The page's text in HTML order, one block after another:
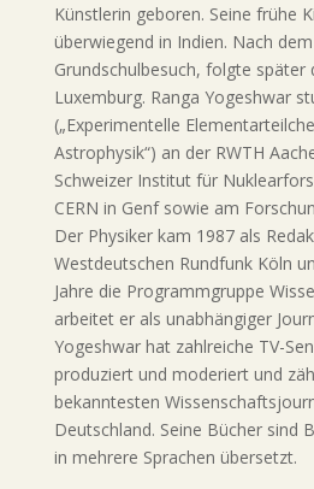
Künstlerin geboren. Seine frühe
überwiegend in Indien. Nach
Grundschulbesuch, folgte später
Luxemburg. Ranga Yogeshwar
(„Experimentelle
Astrophysik“) an der RWTH
Schweizer Institut für
CERN in Genf sowie am
Der Physiker kam 1987 als
Westdeutschen Rundfunk Köln
Jahre die Programmgruppe
arbeitet er als unabhängiger
Yogeshwar hat zahlreiche TV-
produziert und moderiert und
bekanntesten
Deutschland. Seine Bücher sind
in mehrere Sprachen übersetzt.